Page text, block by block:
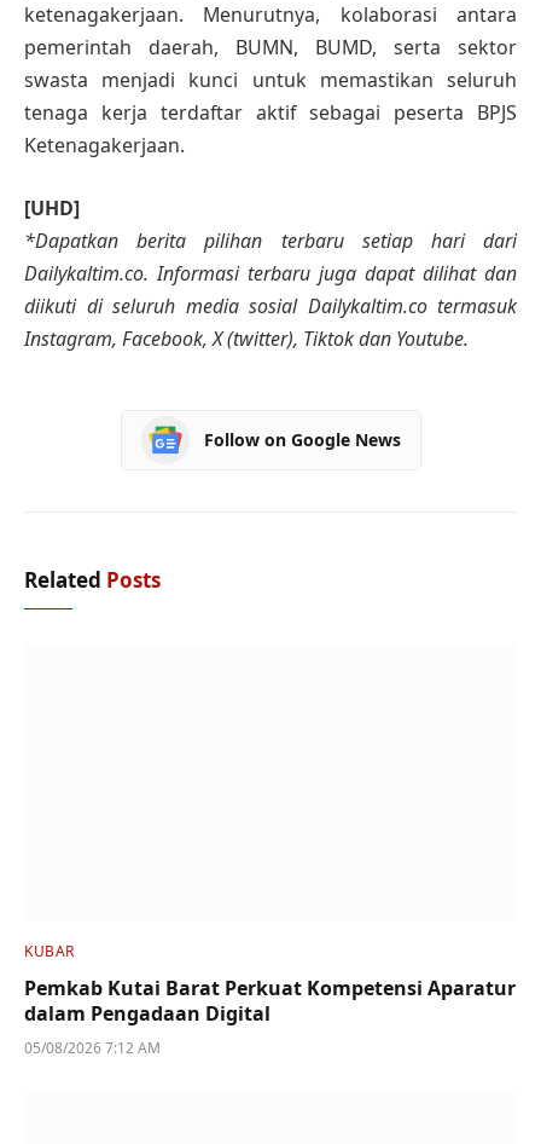
ketenagakerjaan. Menurutnya, kolaborasi antara
pemerintah daerah, BUMN, BUMD, serta sektor
swasta menjadi kunci untuk memastikan seluruh
tenaga kerja terdaftar aktif sebagai peserta BPJS
Ketenagakerjaan.
[UHD]
*Dapatkan berita pilihan terbaru setiap hari dari
Dailykaltim.co. Informasi terbaru juga dapat dilihat dan
diikuti di seluruh media sosial Dailykaltim.co termasuk
Instagram, Facebook, X (twitter), Tiktok dan Youtube.
Follow on Google News
Related Posts
KUBAR
Pemkab Kutai Barat Perkuat Kompetensi Aparatur
dalam Pengadaan Digital
05/08/2026 7:12 AM